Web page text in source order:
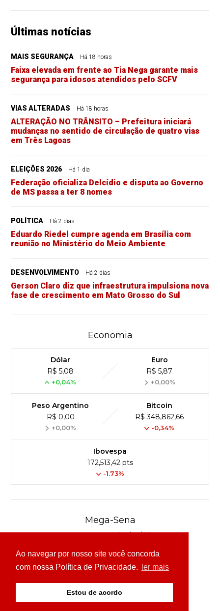
Ao navegar por nosso site você concorda
com nossa Política de Privacidade.
ler mais
Estou de acordo
Últimas notícias
MAIS SEGURANÇA Há 18 horas
Faixa elevada em frente ao Tia Nega garante mais
segurança para idosos atendidos pelo SCFV
VIAS ALTERADAS Há 18 horas
ALTERAÇÃO NO TRÂNSITO – Prefeitura iniciará
mudanças no sentido de circulação de quatro vias
em Três Lagoas
ELEIÇÕES 2026 Há 1 dia
Federação oficializa Delcídio e disputa ao Governo
de MS passa a ter 8 nomes
POLÍTICA Há 2 dias
Eduardo Riedel cumpre agenda em Brasília com
reunião no Ministério do Meio Ambiente
DESENVOLVIMENTO Há 2 dias
Gerson Claro diz que infraestrutura impulsiona nova
fase de crescimento em Mato Grosso do Sul
Economia
Dólar
R$ 5,08
+0,04%
Euro
R$ 5,87
+0,00%
Peso Argentino
R$ 0,00
+0,00%
Bitcoin
R$ 348,862,66
-0,34%
Ibovespa
172,513,42 pts
-1.73%
Mega-Sena
Concurso 3041 (06/08/26)
16 21 24 31 43